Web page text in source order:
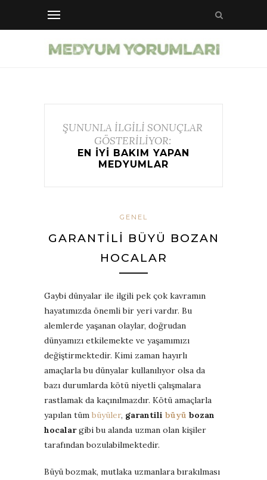
ŞUNUNLA İLGİLİ SONUÇLAR
GÖSTERİLİYOR:
EN IYI BAKIM YAPAN
MEDYUMLAR
GENEL
GARANTILI BÜYÜ BOZAN
HOCALAR
Gaybi dünyalar ile ilgili pek çok kavramın
hayatımızda önemli bir yeri vardır. Bu
alemlerde yaşanan olaylar, doğrudan
dünyamızı etkilemekte ve yaşamımızı
değiştirmektedir. Kimi zaman hayırlı
amaçlarla bu dünyalar kullanılıyor olsa da
bazı durumlarda kötü niyetli çalışmalara
rastlamak da kaçınılmazdır. Kötü amaçlarla
yapılan tüm büyüler, garantili büyü bozan
hocalargibi bu alanda uzman olan kişiler
tarafından bozulabilmektedir.
Büyü bozmak, mutlaka uzmanlara bırakılması